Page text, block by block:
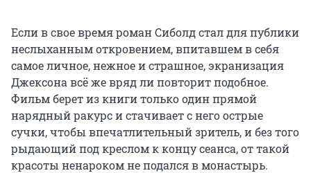
Если в свое время роман Сиболд стал для публики
неслыханным откровением, впитавшем в себя
самое личное, нежное и страшное, экранизация
Джексона всё же вряд ли повторит подобное.
Фильм берет из книги только один прямой
нарядный ракурс и стачивает с него острые
сучки, чтобы впечатлительный зритель, и без того
рыдающий под креслом к концу сеанса, от такой
красоты ненароком не подался в монастырь.